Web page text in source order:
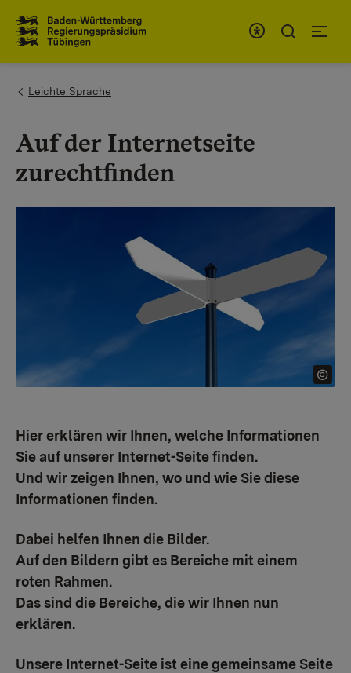
You are here:
Leichte Sprache
Auf der Internetseite
zurechtfinden
Hier erklären wir Ihnen, welche Informationen
Sie auf unserer Internet-Seite finden.
Und wir zeigen Ihnen, wo und wie Sie diese
Informationen finden.
Dabei helfen Ihnen die Bilder.
Auf den Bildern gibt es Bereiche mit einem
roten Rahmen.
Das sind die Bereiche, die wir Ihnen nun
erklären.
Unsere Internet-Seite ist eine gemeinsame Seite